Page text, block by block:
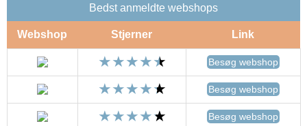
Bedst anmeldte webshops
Webshop Stjerner Link
Besøg webshop
Besøg webshop
Besøg webshop